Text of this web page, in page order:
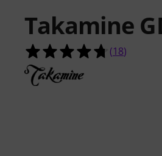
Takamine
4.7 na 5
(18)